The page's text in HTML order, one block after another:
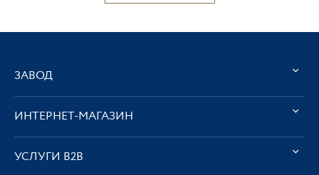
ЗАВОД
ИНТЕРНЕТ-МАГАЗИН
УСЛУГИ В2В